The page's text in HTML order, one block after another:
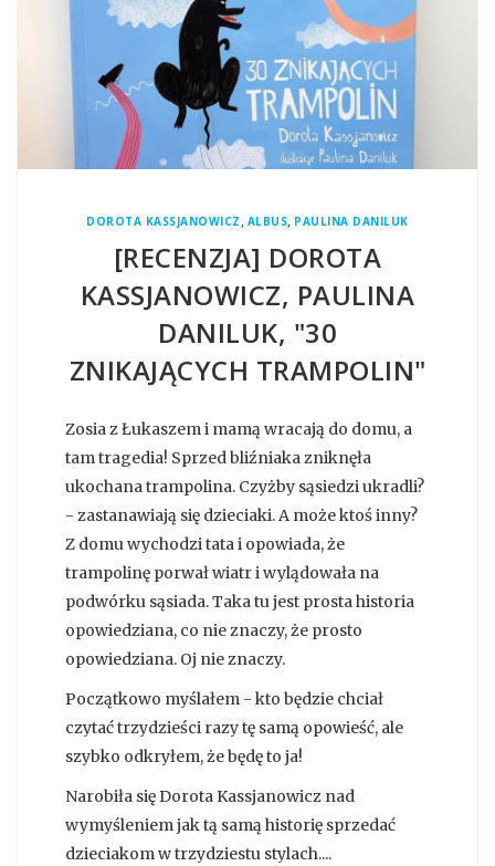
DOROTA KASSJANOWICZ , ALBUS, PAULINA DANILUK
[RECENZJA] DOROTA
KASSJANOWICZ, PAULINA
DANILUK, "30
ZNIKAJĄCYCH TRAMPOLIN"
Zosia z Łukaszem i mamą wracają do domu, a
tam tragedia! Sprzed bliźniaka zniknęła
ukochana trampolina. Czyżby sąsiedzi ukradli?
- zastanawiają się dzieciaki. A może ktoś inny?
Z domu wychodzi tata i opowiada, że
trampolinę porwał wiatr i wylądowała na
podwórku sąsiada. Taka tu jest prosta historia
opowiedziana, co nie znaczy, że prosto
opowiedziana. Oj nie znaczy.
Początkowo myślałem - kto będzie chciał
czytać trzydzieści razy tę samą opowieść, ale
szybko odkryłem, że będę to ja!
Narobiła się Dorota Kassjanowicz nad
wymyśleniem jak tą samą historię sprzedać
dzieciakom w trzydziestu stylach....